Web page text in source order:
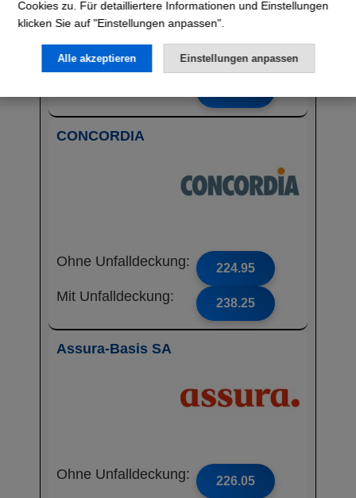
Ohne Unfalldeckung: 223.85
CONCORDIA
Ohne Unfalldeckung: 224.95
Mit Unfalldeckung: 238.25
Assura-Basis SA
Ohne Unfalldeckung: 226.05
Cookies zu. Für detailliertere Informationen und Einstellungen
klicken Sie auf "Einstellungen anpassen".
Alle akzeptieren Einstellungen anpassen